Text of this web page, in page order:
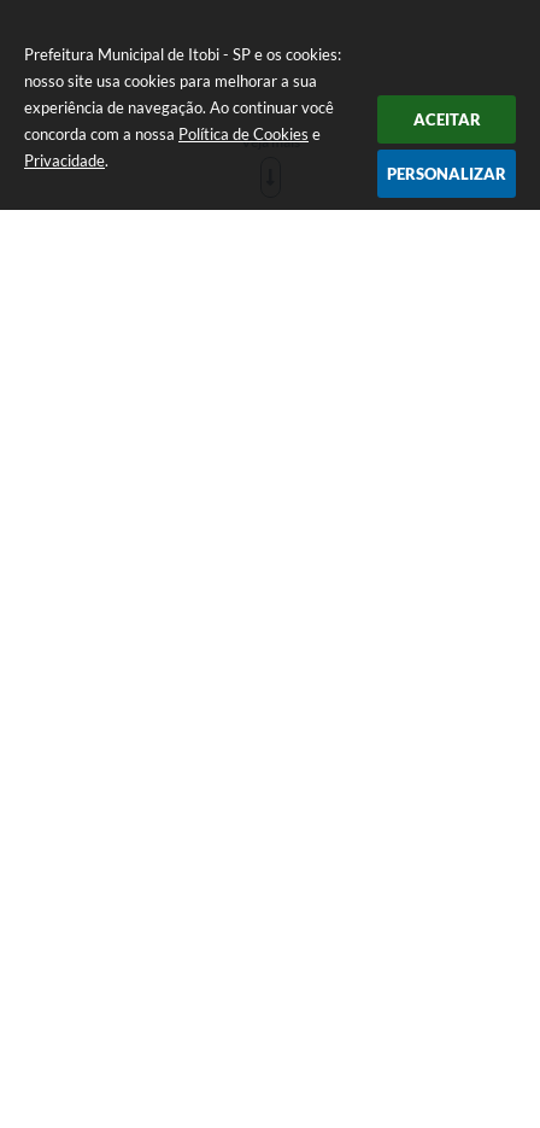
Prefeitura Municipal de Itobi - SP e os cookies:
nosso site usa cookies para melhorar a sua
experiência de navegação. Ao continuar você
concorda com a nossa Política de Cookies e
Privacidade.
ACEITAR
PERSONALIZAR
Veja mais